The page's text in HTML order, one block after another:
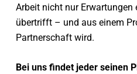
Arbeit nicht nur Erwartungen
übertrifft – und aus einem
Partnerschaft wird.
Bei uns findet jeder seinen